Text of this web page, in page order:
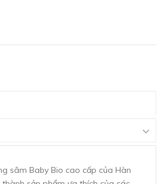
sâm Baby Bio cao cấp của Hàn